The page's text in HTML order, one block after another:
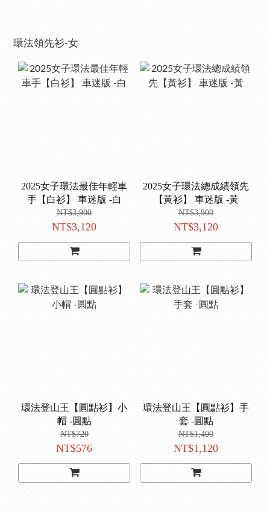
環法領先衫-女
2025女子環法最佳年輕車
手【白衫】 車迷版 -白
NT$3,900
NT$3,120
2025女子環法總成績領先
【黃衫】 車迷版 -黃
NT$3,900
NT$3,120
環法登山王【圓點衫】小
帽 -圓點
NT$720
NT$576
環法登山王【圓點衫】手
套 -圓點
NT$1,400
NT$1,120